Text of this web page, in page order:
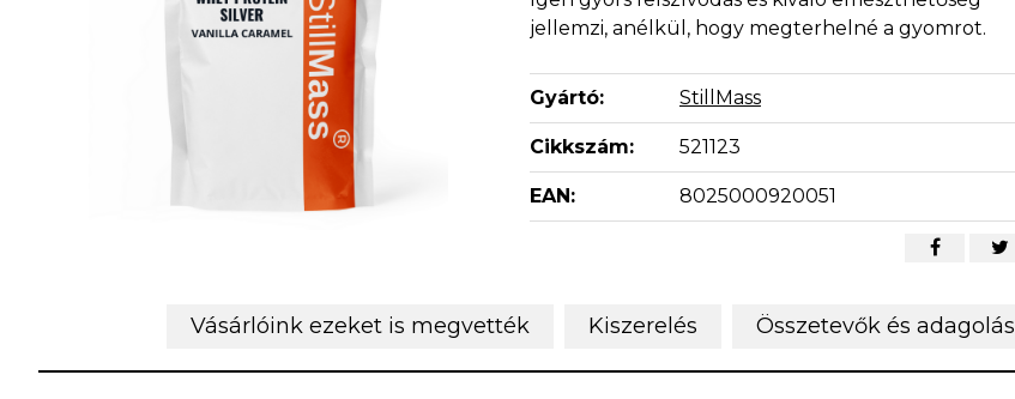
jellemzi, anélkül, hogy megterhelné a gyomrot.
Gyártó: StillMass
Cikkszám: 521123
EAN: 8025000920051
Vásárlóink ezeket is megvették Kiszerelés Összetevők és adagolás